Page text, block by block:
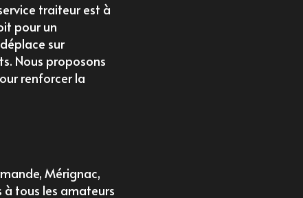
traiteur est à
pour un
sur
Nous proposons
renforcer la
Mérignac,
tous les amateurs